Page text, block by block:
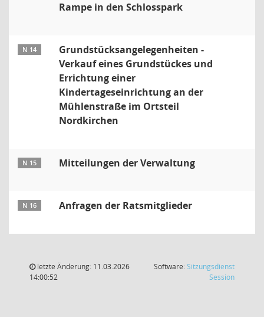
Rampe in den Schlosspark
N 14
Grundstücksangelegenheiten -
Verkauf eines Grundstückes und
Errichtung einer
Kindertageseinrichtung an der
Mühlenstraße im Ortsteil
Nordkirchen
N 15 Mitteilungen der Verwaltung
N 16 Anfragen der Ratsmitglieder
letzte Änderung: 11.03.2026
14:00:52
Software:Sitzungsdienst
Session(Wird in